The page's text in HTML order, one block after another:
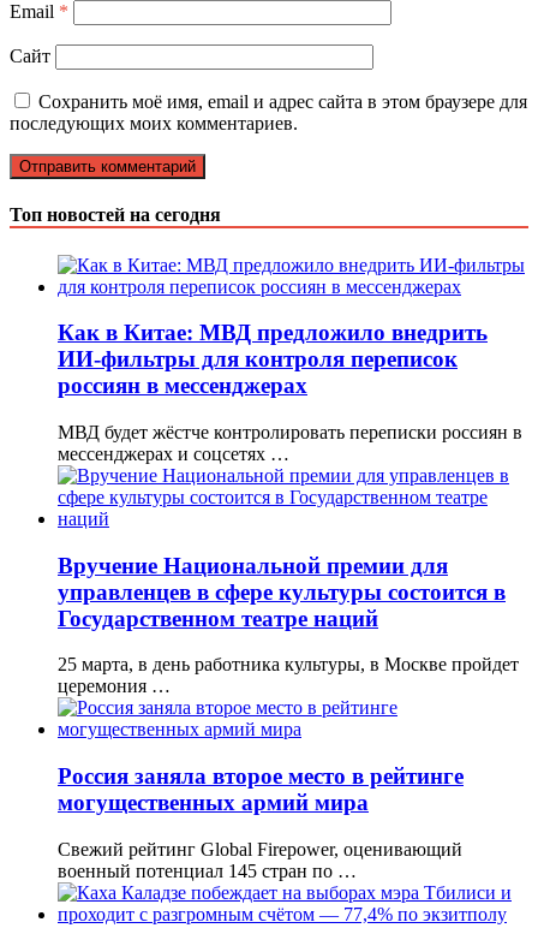
Email *
Сайт
Сохранить моё имя, email и адрес сайта в этом браузере для
последующих моих комментариев.
Топ новостей на сегодня
Как в Китае: МВД предложило внедрить
ИИ-фильтры для контроля переписок
россиян в мессенджерах
МВД будет жёстче контролировать переписки россиян в
мессенджерах и соцсетях …
Вручение Национальной премии для
управленцев в сфере культуры состоится в
Государственном театре наций
25 марта, в день работника культуры, в Москве пройдет
церемония …
Россия заняла второе место в рейтинге
могущественных армий мира
Свежий рейтинг Global Firepower, оценивающий
военный потенциал 145 стран по …